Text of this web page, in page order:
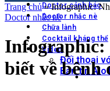
Doctor cảnh báo
Doctor nhắc nè
Chữa lành
Cocktail kháng thể
Video
Đối thoại
Bản tin
Trang chủ»Infographic:
Doctor nhắc nè
Infographic:
biết về bệnh